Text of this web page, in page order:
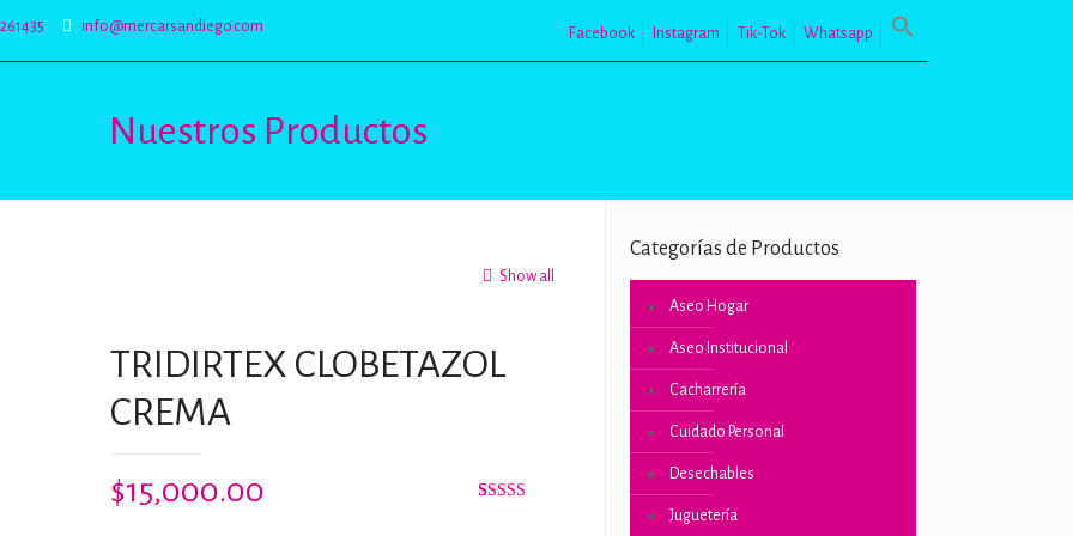
info@mercarsandiego.com Facebook Instagram Tik-Tok Whatsapp
Nuestros Productos
Show all
TRIDIRTEX CLOBETAZOL
CREMA
$15,000.00
Categorías de Productos
Aseo Hogar
Aseo Institucional
Cacharrería
Cuidado Personal
Desechables
Juguetería